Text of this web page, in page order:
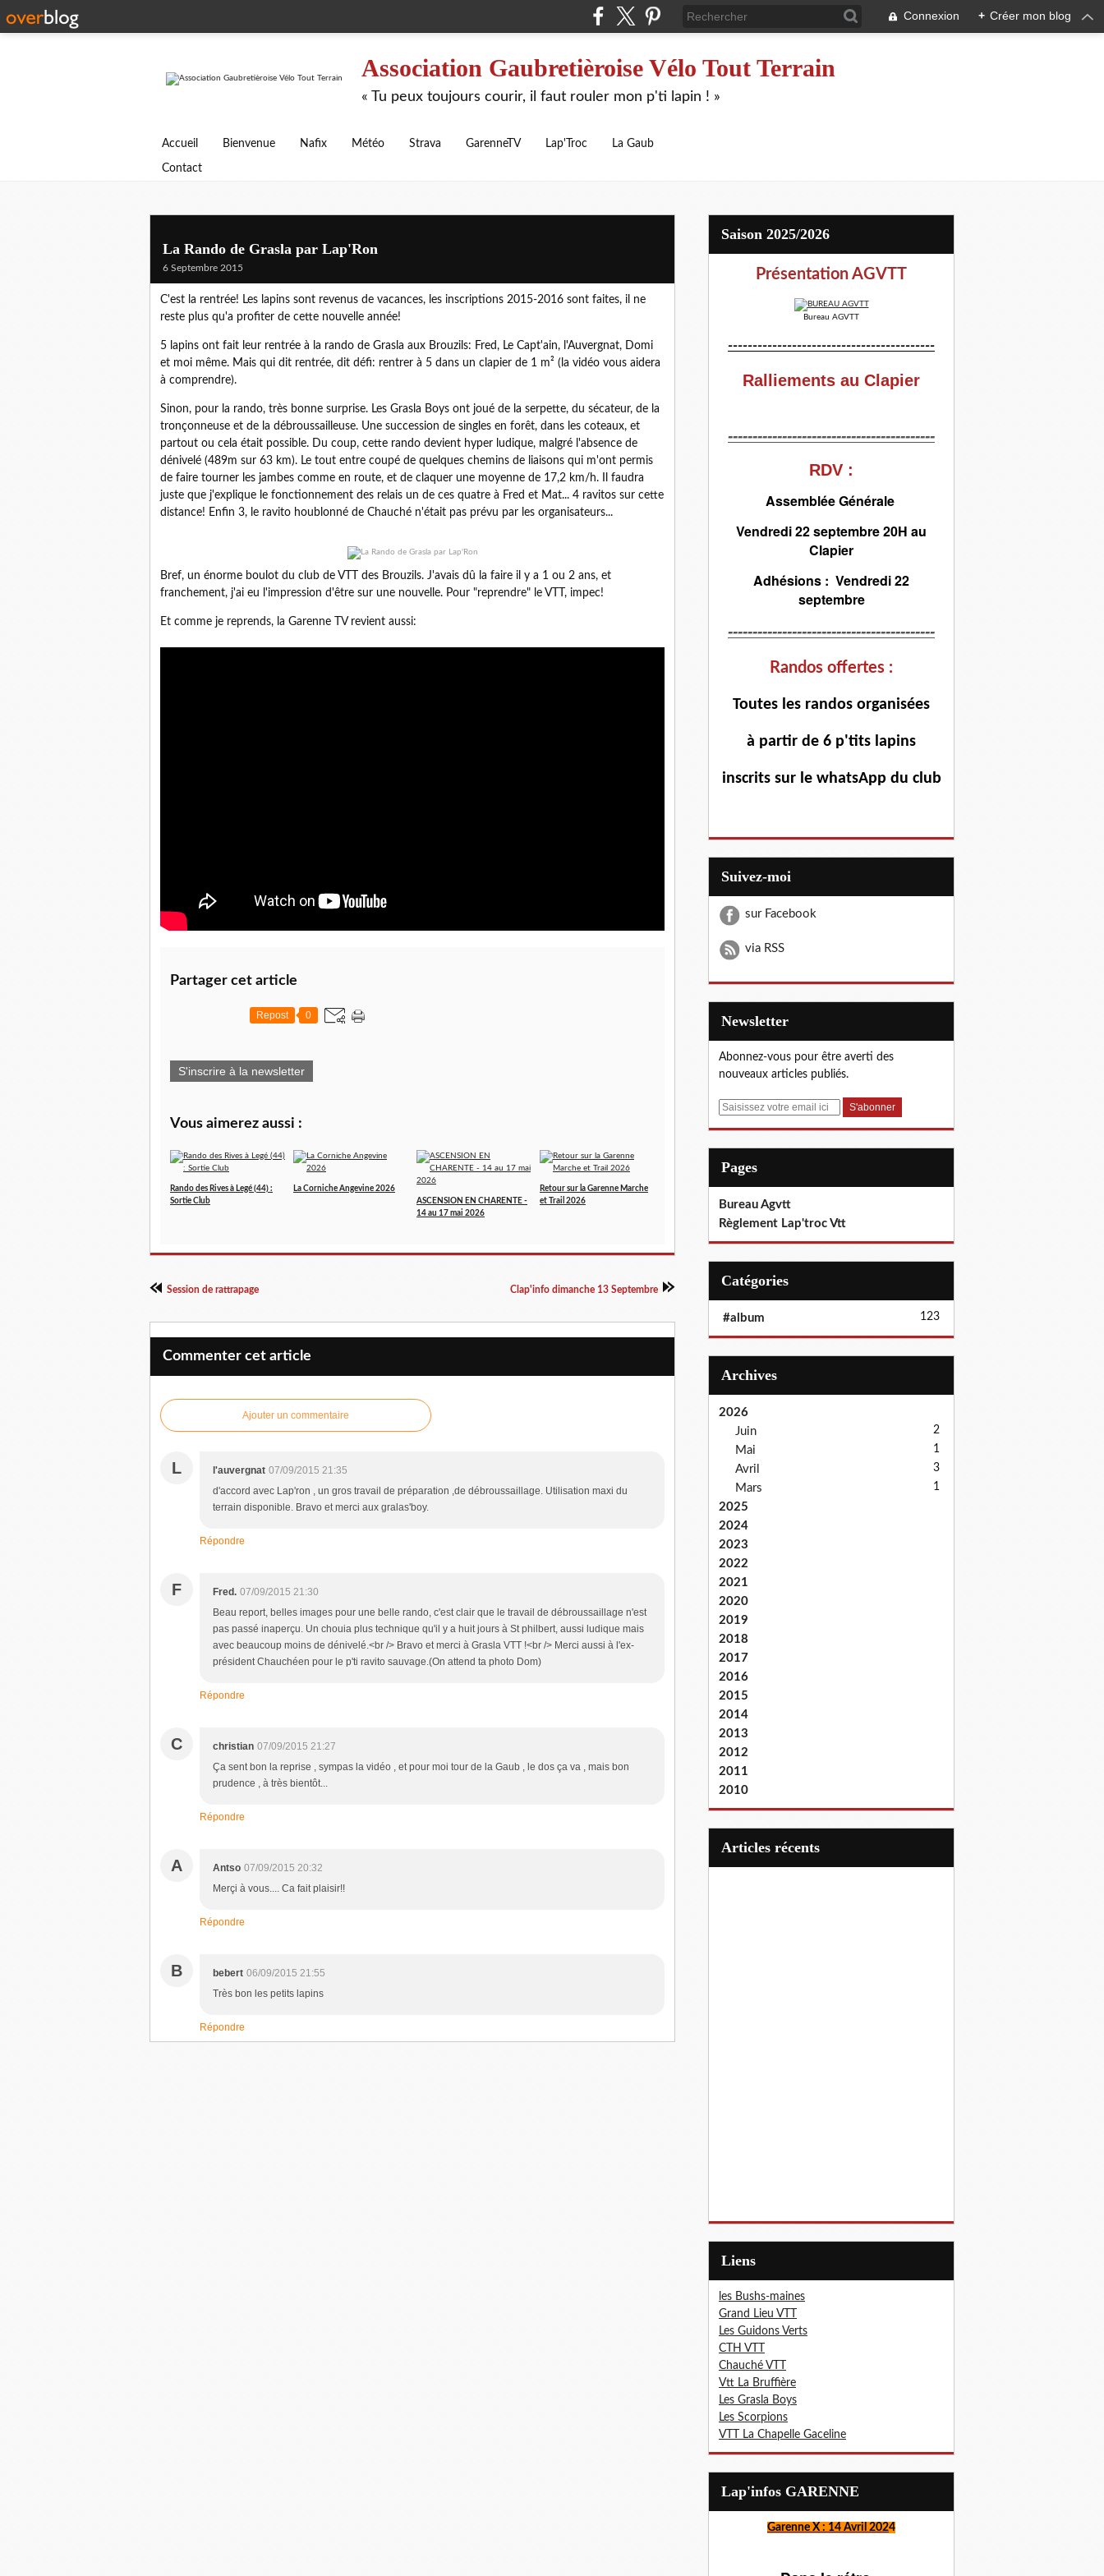
Connexion + Créer mon blog
Association Gaubretièroise Vélo Tout Terrain
« Tu peux toujours courir, il faut rouler mon p'ti lapin ! »
Accueil Bienvenue Nafix Météo Strava GarenneTV Lap'Troc La Gaub
Contact
La Rando de Grasla par Lap'Ron
6 Septembre 2015
C'est la rentrée! Les lapins sont revenus de vacances, les inscriptions 2015-2016 sont faites, il ne
reste plus qu'a profiter de cette nouvelle année!
5 lapins ont fait leur rentrée à la rando de Grasla aux Brouzils: Fred, Le Capt'ain, l'Auvergnat, Domi
et moi même. Mais qui dit rentrée, dit défi: rentrer à 5 dans un clapier de 1 m² (la vidéo vous aidera
à comprendre).
Sinon, pour la rando, très bonne surprise. Les Grasla Boys ont joué de la serpette, du sécateur, de la
tronçonneuse et de la débroussailleuse. Une succession de singles en forêt, dans les coteaux, et
partout ou cela était possible. Du coup, cette rando devient hyper ludique, malgré l'absence de
dénivelé (489m sur 63 km). Le tout entre coupé de quelques chemins de liaisons qui m'ont permis
de faire tourner les jambes comme en route, et de claquer une moyenne de 17,2 km/h. Il faudra
juste que j'explique le fonctionnement des relais un de ces quatre à Fred et Mat... 4 ravitos sur cette
distance! Enfin 3, le ravito houblonné de Chauché n'était pas prévu par les organisateurs...
Bref, un énorme boulot du club de VTT des Brouzils. J'avais dû la faire il y a 1 ou 2 ans, et
franchement, j'ai eu l'impression d'être sur une nouvelle. Pour "reprendre" le VTT, impec!
Et comme je reprends, la Garenne TV revient aussi:
Partager cet article
Repost 0
S'inscrire à la newsletter
Vous aimerez aussi :
Rando des Rives à Legé (44) :
Sortie Club
La Corniche Angevine 2026
ASCENSION EN CHARENTE -
14 au 17 mai 2026
Retour sur la Garenne Marche
et Trail 2026
Session de rattrapage Clap'info dimanche 13 Septembre
Commenter cet article
Ajouter un commentaire
L l'auvergnat 07/09/2015 21:35
d'accord avec Lap'ron , un gros travail de préparation ,de débroussaillage. Utilisation maxi du
terrain disponible. Bravo et merci aux gralas'boy.
Répondre
F Fred. 07/09/2015 21:30
Beau report, belles images pour une belle rando, c'est clair que le travail de débroussaillage n'est
pas passé inaperçu. Un chouia plus technique qu'il y a huit jours à St philbert, aussi ludique mais
avec beaucoup moins de dénivelé.<br /> Bravo et merci à Grasla VTT !<br /> Merci aussi à l'ex-
président Chauchéen pour le p'ti ravito sauvage.(On attend ta photo Dom)
Répondre
C christian 07/09/2015 21:27
Ça sent bon la reprise , sympas la vidéo , et pour moi tour de la Gaub , le dos ça va , mais bon
prudence , à très bientôt...
Répondre
A Antso 07/09/2015 20:32
Merçi à vous.... Ca fait plaisir!!
Répondre
B bebert 06/09/2015 21:55
Très bon les petits lapins
Répondre
Saison 2025/2026
Présentation AGVTT
Bureau AGVTT
------------------------------------------
Ralliements au Clapier
------------------------------------------
RDV :
Assemblée Générale
Vendredi 22 septembre 20H au
Clapier
Adhésions : Vendredi 22
septembre
------------------------------------------
Randos offertes :
Toutes les randos organisées
à partir de 6 p'tits lapins
inscrits sur le whatsApp du club
Suivez-moi
sur Facebook
via RSS
Newsletter
Abonnez-vous pour être averti des
nouveaux articles publiés.
E
Pages
Bureau Agvtt
Règlement Lap'troc Vtt
Catégories
#album 123
Archives
2026
Juin
2
Mai 1
Avril 3
Mars 1
2025
2024
2023
2022
2021
2020
2019
2018
2017
2016
2015
2014
2013
2012
2011
2010
articles récents
Liens
les Bushs-maines
Grand Lieu VTT
Les Guidons Verts
CTH VTT
Chauché VTT
Vtt La Bruffière
Les Grasla Boys
Les Scorpions
VTT La Chapelle Gaceline
Lap'infos GARENNE
Garenne X : 14 Avril 2024